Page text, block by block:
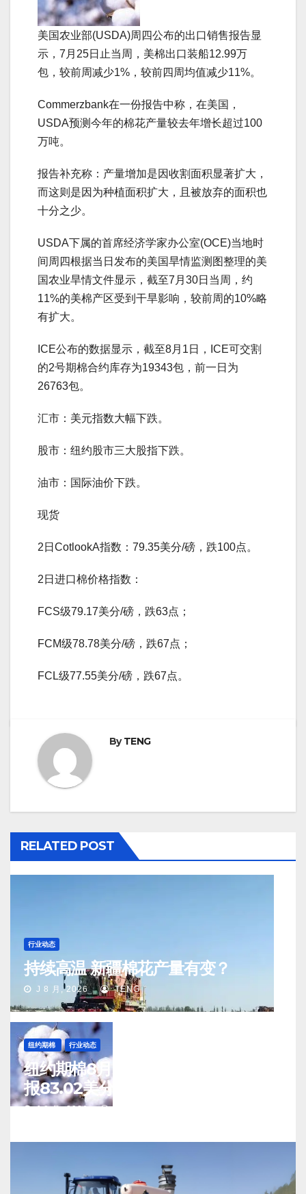
美国农业部(USDA)周四公布的出口销售报告显
示，7月25日止当周，美棉出口装船12.99万
包，较前周减少1%，较前四周均值减少11%。
Commerzbank在一份报告中称，在美国，
USDA预测今年的棉花产量较去年增长超过100
万吨。
报告补充称：产量增加是因收割面积显著扩大，
而这则是因为种植面积扩大，且被放弃的面积也
十分之少。
USDA下属的首席经济学家办公室(OCE)当地时
间周四根据当日发布的美国旱情监测图整理的美
国农业旱情文件显示，截至7月30日当周，约
11%的美棉产区受到干旱影响，较前周的10%略
有扩大。
ICE公布的数据显示，截至8月1日，ICE可交割
的2号期棉合约库存为19343包，前一日为
26763包。
汇市：美元指数大幅下跌。
股市：纽约股市三大股指下跌。
油市：国际油价下跌。
现货
2日CotlookA指数：79.35美分/磅，跌100点。
2日进口棉价格指数：
FCS级79.17美分/磅，跌63点；
FCM级78.78美分/磅，跌67点；
FCL级77.55美分/磅，跌67点。
ByTENG
RELATED POST
行业动态
持续高温 新疆棉花产量有变？
J 8 月, 2026 TENG
纽约期棉 行业动态
纽约期棉8月5日(周三)收涨12月合约
报83.02美分/磅
J 8 月, 2026 TENG